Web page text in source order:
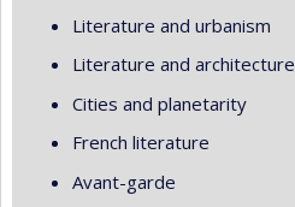
Literature and urbanism
Literature and architecture
Cities and planetarity
French literature
Avant-garde